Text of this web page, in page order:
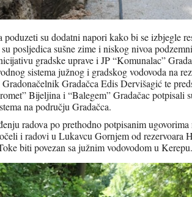
poduzeti su dodatni napori kako bi se izbjegle
posljedica sušne zime i niskog nivoa
gradske uprave i JP “Komunalac”
sistema južnog i gradskog vodovoda na
Gradačca Edis Dervišagić te
Bijeljina i “Balegem” Gradačac potpisali
na području Gradačca.
radova po prethodno potpisanim
i radovi u Lukavcu Gornjem od rezervoara
biti povezan sa južnim vodovodom u Kerepu.